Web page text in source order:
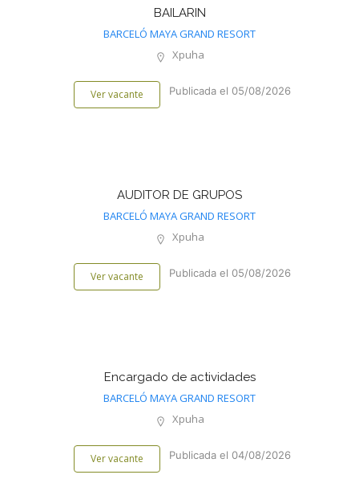
BAILARIN
BARCELÓ MAYA GRAND RESORT
Xpuha
Ver vacante Publicada el 05/08/2026
AUDITOR DE GRUPOS
BARCELÓ MAYA GRAND RESORT
Xpuha
Ver vacante Publicada el 05/08/2026
Encargado de actividades
BARCELÓ MAYA GRAND RESORT
Xpuha
Ver vacante Publicada el 04/08/2026